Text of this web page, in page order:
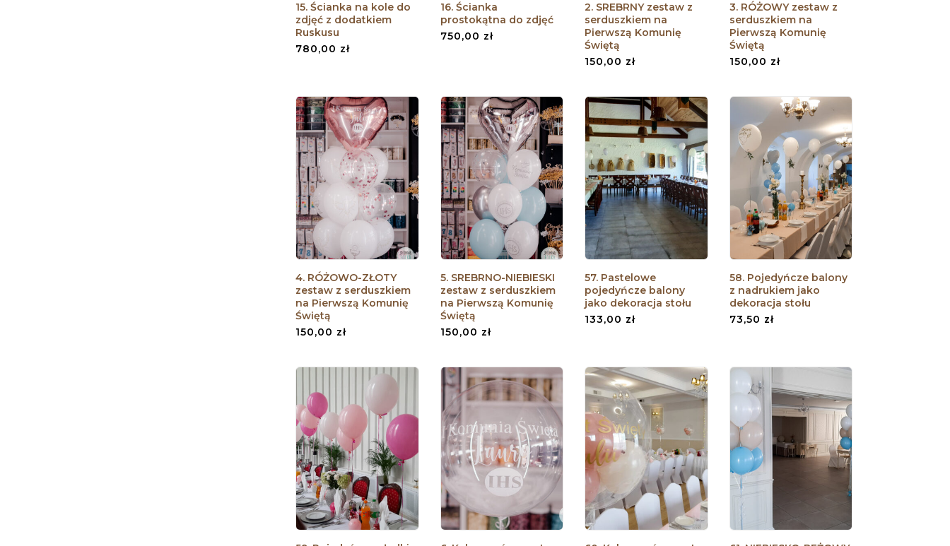
15. Ścianka na kole do
zdjęć z dodatkiem
Ruskusu
780,00 zł
16. Ścianka
prostokątna do zdjęć
750,00 zł
2. SREBRNY zestaw z
serduszkiem na
Pierwszą Komunię
Świętą
150,00 zł
3. RÓŻOWY zestaw z
serduszkiem na
Pierwszą Komunię
Świętą
150,00 zł
4. RÓŻOWO-ZŁOTY
zestaw z serduszkiem
na Pierwszą Komunię
Świętą
150,00 zł
5. SREBRNO-NIEBIESKI
zestaw z serduszkiem
na Pierwszą Komunię
Świętą
150,00 zł
57. Pastelowe
pojedyńcze balony
jako dekoracja stołu
133,00 zł
58. Pojedyńcze balony
z nadrukiem jako
dekoracja stołu
73,50 zł